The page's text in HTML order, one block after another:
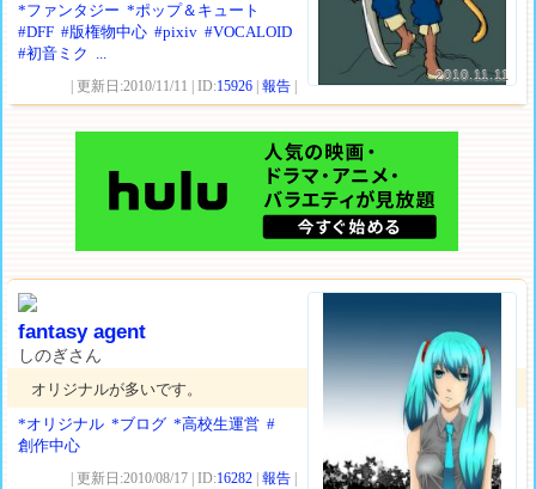
2010.11.11
*ファンタジー *ポップ＆キュート
#DFF #版権物中心 #pixiv #VOCALOID
#初音ミク ...
| 更新日:2010/11/11 | ID:15926 |報告
fantasy agent
しのぎさん
オリジナルが多いです。
*オリジナル *ブログ *高校生運営 #
創作中心
| 更新日:2010/08/17 | ID:16282 |報告